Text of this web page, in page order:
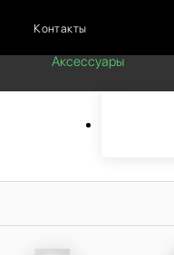
Контакты
Аксессуары